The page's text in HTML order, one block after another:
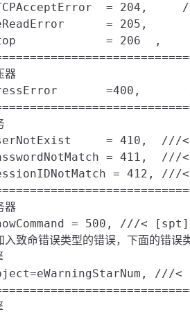
= 204,
= 205,
= 206  ,
器
=400,
= 410,  ///<
= 411,  ///<
= 412, ///<
器
= 500, ///< [spt]
致命错误类型的错误，下面的错误
///<